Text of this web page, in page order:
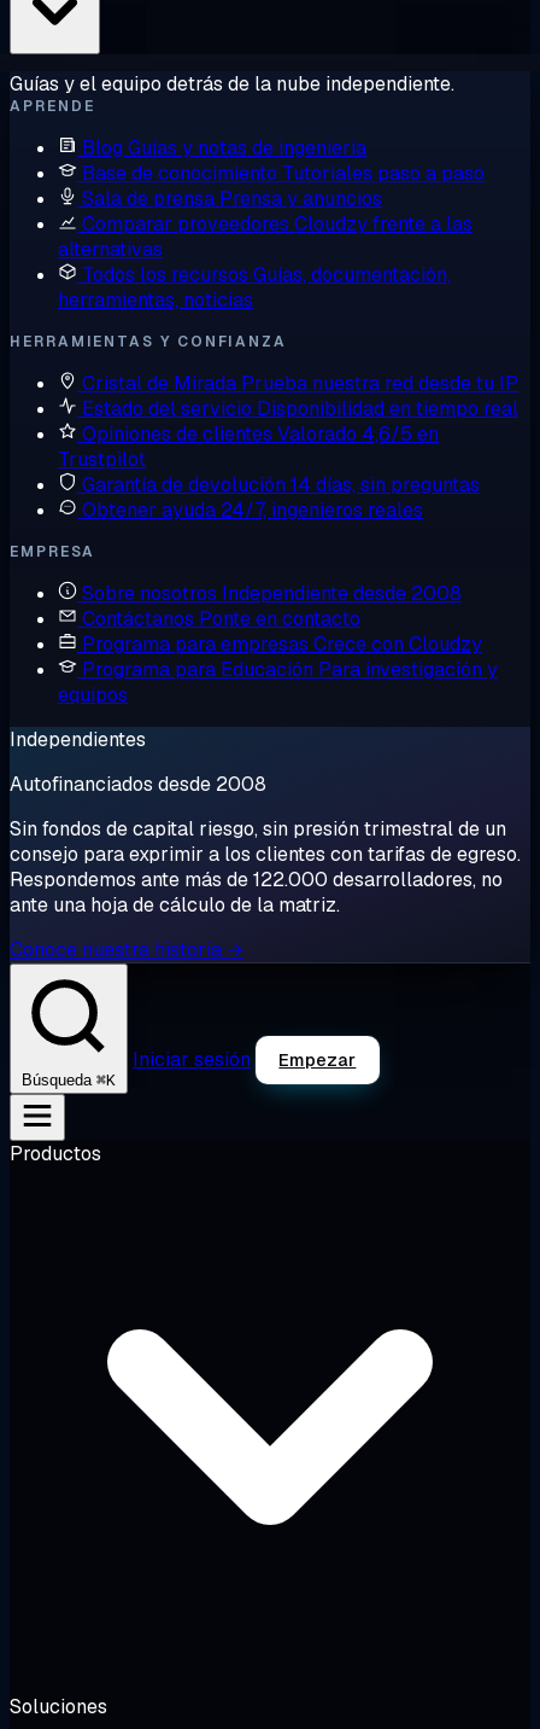
Guías y el equipo detrás de la nube independiente.
APRENDE
Blog Guías y notas de ingeniería
Base de conocimiento Tutoriales paso a paso
Sala de prensa Prensa y anuncios
Comparar proveedores Cloudzy frente a las
alternativas
Todos los recursos Guías, documentación,
herramientas, noticias
HERRAMIENTAS Y CONFIANZA
Cristal de Mirada Prueba nuestra red desde tu IP
Estado del servicio Disponibilidad en tiempo real
Opiniones de clientes Valorado 4,6/5 en
Trustpilot
Garantía de devolución 14 días, sin preguntas
Obtener ayuda 24/7, ingenieros reales
EMPRESA
Sobre nosotros Independiente desde 2008
Contáctanos Ponte en contacto
Programa para empresas Crece con Cloudzy
Programa para Educación Para investigación y
equipos
Independientes
Autofinanciados desde 2008
Sin fondos de capital riesgo, sin presión trimestral de un
consejo para exprimir a los clientes con tarifas de egreso.
Respondemos ante más de 122.000 desarrolladores, no
ante una hoja de cálculo de la matriz.
Conoce nuestra historia →
Búsqueda ⌘K
Iniciar sesión Empezar
Productos
Soluciones